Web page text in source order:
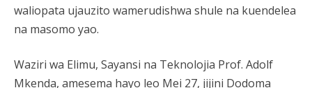
waliopata ujauzito wamerudishwa shule na kuendelea
na masomo yao.
Waziri wa Elimu, Sayansi na Teknolojia Prof. Adolf
Mkenda, amesema hayo leo Mei 27, jijini Dodoma